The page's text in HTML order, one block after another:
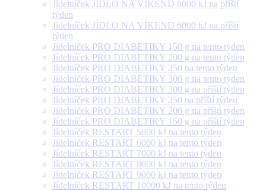
Jídelníček JÍDLO NA VÍKEND 8000 kJ na příští
týden
Jídelníček JÍDLO NA VÍKEND 6000 kJ na příští
týden
Jídelníček PRO DIABETIKY 150 g na tento týden
Jídelníček PRO DIABETIKY 200 g na tento týden
Jídelníček PRO DIABETIKY 250 na tento týden
Jídelníček PRO DIABETIKY 300 g na tento týden
Jídelníček PRO DIABETIKY 300 g na příští týden
Jídelníček PRO DIABETIKY 250 na příští týden
Jídelníček PRO DIABETIKY 200 g na příští týden
Jídelníček PRO DIABETIKY 150 g na příští týden
Jídelníček RESTART 5000 kJ na tento týden
Jídelníček RESTART 6000 kJ na tento týden
Jídelníček RESTART 7000 kJ na tento týden
Jídelníček RESTART 8000 kJ na tento týden
Jídelníček RESTART 9000 kJ na tento týden
Jídelníček RESTART 10000 kJ na tento týden